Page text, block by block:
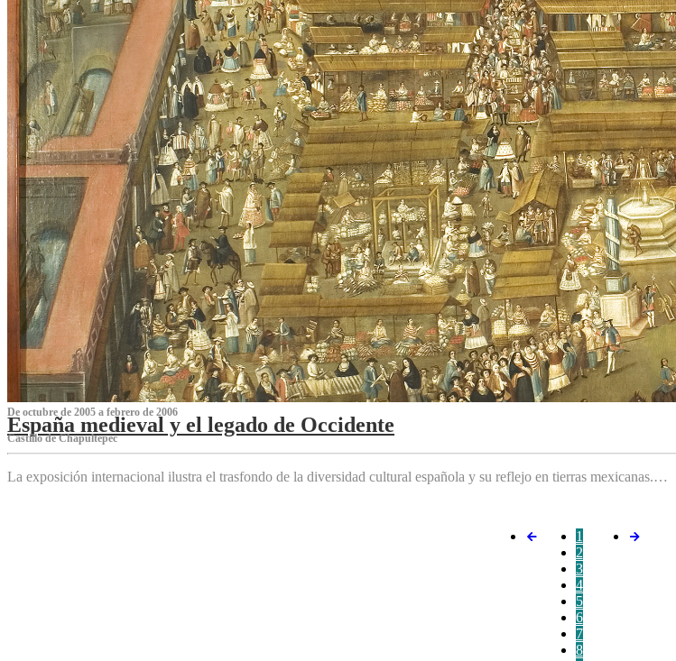
De octubre de 2005 a febrero de 2006
España medieval y el legado de Occidente
Castillo de Chapultepec
La exposición internacional ilustra el trasfondo de la diversidad cultural española y su reflejo en tierras mexicanas.…
1
2
3
4
5
6
7
8